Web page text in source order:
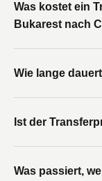
Was kostet ein
Bukarest nach
Wie lange
Ist der
Was passiert,